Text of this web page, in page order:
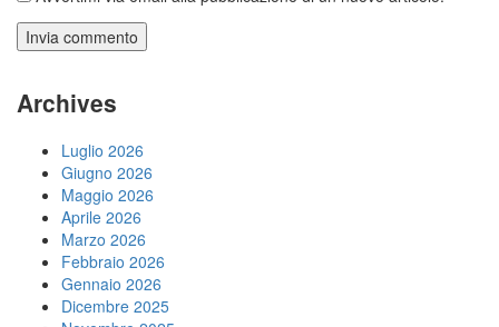
Archives
Luglio 2026
Giugno 2026
Maggio 2026
Aprile 2026
Marzo 2026
Febbraio 2026
Gennaio 2026
Dicembre 2025